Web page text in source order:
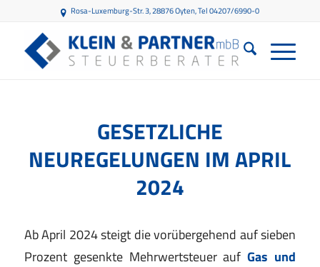
Rosa-Luxemburg-Str. 3, 28876 Oyten, Tel 04207/6990-0
GESETZLICHE
NEUREGELUNGEN IM APRIL
2024
Ab April 2024 steigt die vorübergehend auf sieben
Prozent gesenkte Mehrwertsteuer aufGas und